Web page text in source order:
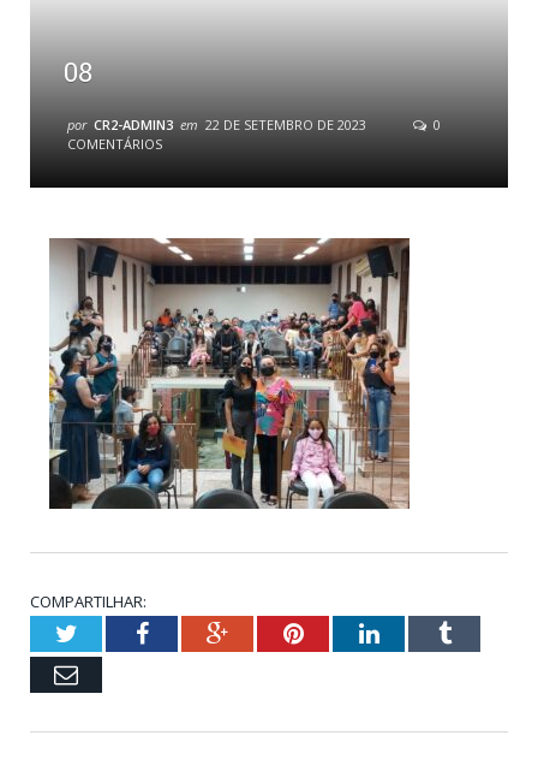
08
por CR2-ADMIN3 em 22 DE SETEMBRO DE 2023
0
COMENTÁRIOS
COMPARTILHAR:
TwitterFacebookGoogle+PinterestLinkedInTumblr
Email